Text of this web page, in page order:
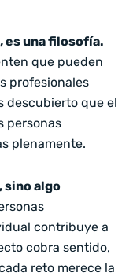
es una filosofía.
que pueden
profesionales
descubierto que el
personas
plenamente.
sino algo
contribuye a
cobra sentido,
reto merece la